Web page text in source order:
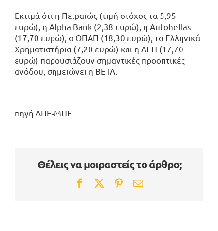
Εκτιμά ότι η Πειραιώς (τιμή στόχος τα 5,95
ευρώ), η Alpha Bank (2,38 ευρώ), η Autohellas
(17,70 ευρώ), ο ΟΠΑΠ (18,30 ευρώ), τα Ελληνικά
Χρηματιστήρια (7,20 ευρώ) και η ΔΕΗ (17,70
ευρώ) παρουσιάζουν σημαντικές προοπτικές
ανόδου, σημειώνει η ΒΕΤΑ.
πηγή ΑΠΕ-ΜΠΕ
Θέλεις να μοιραστείς το άρθρο;
Facebook
TwitterPinterest
Email